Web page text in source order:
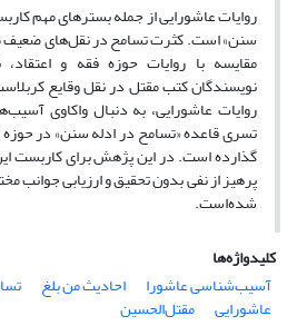
روایات عاشورایی از جمله بسترهای مهم
سنن» است. کثرت تسامح در نقل‌های ضعیف
مقایسه با روایات حوزه فقه و
نویسندگان کتب مقتل در نقل وقایع
روایات عاشورایی، به دنبال واکاوی
تسری قاعده «تسامح در ادله سنن» در
گذارده است. در این پژهش برای کاربست
پرهیز از نفی بدون تحقیق و ارزیابی جوانب
شده‌است.
کلیدواژه‌ها
آسیب‌شناسی عاشورا
احادیث من بلغ
عاشورایی مقتل‌الحسین